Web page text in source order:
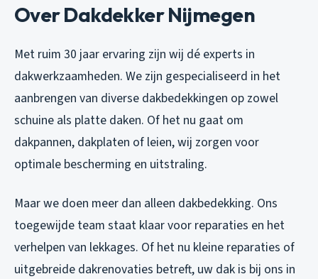
Over Dakdekker Nijmegen
Met ruim 30 jaar ervaring zijn wij dé experts in
dakwerkzaamheden. We zijn gespecialiseerd in het
aanbrengen van diverse dakbedekkingen op zowel
schuine als platte daken. Of het nu gaat om
dakpannen, dakplaten of leien, wij zorgen voor
optimale bescherming en uitstraling.
Maar we doen meer dan alleen dakbedekking. Ons
toegewijde team staat klaar voor reparaties en het
verhelpen van lekkages. Of het nu kleine reparaties of
uitgebreide dakrenovaties betreft, uw dak is bij ons in